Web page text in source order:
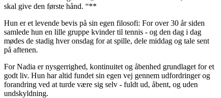
skal give den første hånd. “**
Hun er et levende bevis på sin egen filosofi: For over 30 år siden
samlede hun en lille gruppe kvinder til tennis - og den dag i dag
mødes de stadig hver onsdag for at spille, dele middag og tale sent
på aftenen.
For Nadia er nysgerrighed, kontinuitet og åbenhed grundlaget for et
godt liv. Hun har altid fundet sin egen vej gennem udfordringer og
forandring ved at turde være sig selv - fuldt ud, åbent, og uden
undskyldning.